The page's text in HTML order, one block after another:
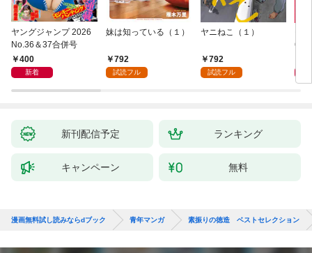
ヤングジャンプ 2026
No.36＆37合併号
400
新着
妹は知っている（１）
792
試読フル
ヤニねこ（１）
792
試読フル
6・
新刊配信予定 ランキング
キャンペーン 無料
漫画無料試し読みならdブック 青年マンガ 素振りの徳造 ベストセレクション